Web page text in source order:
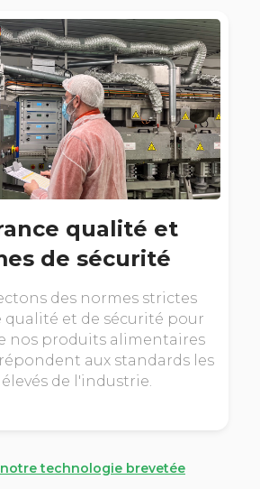
qualité et
de sécurité
des normes strictes
qualité et de sécurité pour
nos produits alimentaires
aux standards les
de l'industrie.
technologie brevetée